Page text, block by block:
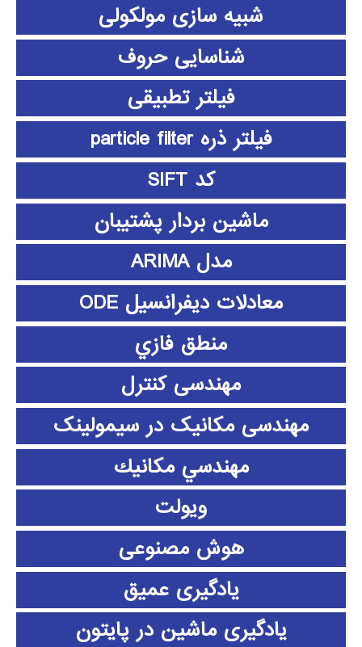
شبیه سازی مولکولی
شناسایی حروف
فیلتر تطبیقی
فیلتر ذره particle filter
کد SIFT
ماشین بردار پشتیبان
مدل ARIMA
معادلات دیفرانسیل ODE
منطق فازي
مهندسی کنترل
مهندسی مکانیک در سیمولینک
مهندسي مكانيك
ویولت
هوش مصنوعی
یادگیری عمیق
یادگیری ماشین در پایتون